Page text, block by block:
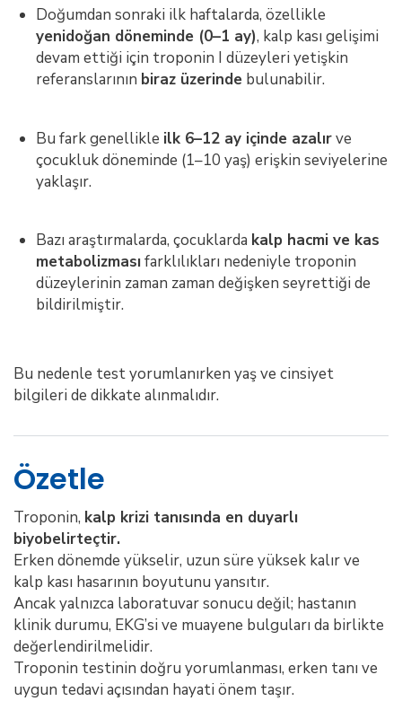
Doğumdan sonraki ilk haftalarda, özellikle
yenidoğan döneminde (0–1 ay), kalp kası gelişimi
devam ettiği için troponin I düzeyleri yetişkin
referanslarının biraz üzerinde bulunabilir.
Bu fark genellikle ilk 6–12 ay içinde azalırve
çocukluk döneminde (1–10 yaş) erişkin seviyelerine
yaklaşır.
Bazı araştırmalarda, çocuklarda kalp hacmi ve kas
metabolizmasıfarklılıkları nedeniyle troponin
düzeylerinin zaman zaman değişken seyrettiği de
bildirilmiştir.
Bu nedenle test yorumlanırken yaş ve cinsiyet
bilgileri de dikkate alınmalıdır.
Özetle
Troponin, kalp krizi tanısında en duyarlı
biyobelirteçtir.
Erken dönemde yükselir, uzun süre yüksek kalır ve
kalp kası hasarının boyutunu yansıtır.
Ancak yalnızca laboratuvar sonucu değil; hastanın
klinik durumu, EKG’si ve muayene bulguları da birlikte
değerlendirilmelidir.
Troponin testinin doğru yorumlanması, erken tanı ve
uygun tedavi açısından hayati önem taşır.